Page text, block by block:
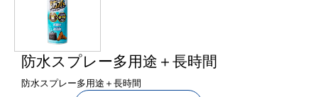
防水スプレー多用途＋長時間
防水スプレー多用途＋長時間